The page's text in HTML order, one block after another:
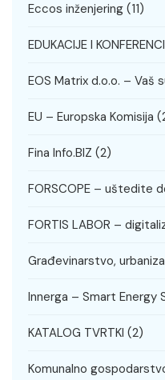
Eccos inženjering (11)
EDUKACIJE I
EOS Matrix d.o.o. – Vaš
EU – Europska Komisija
Fina Info.BIZ (2)
FORSCOPE – uštedite
FORTIS LABOR –
Građevinarstvo,
Innerga – Smart Energy
KATALOG TVRTKI (2)
Komunalno